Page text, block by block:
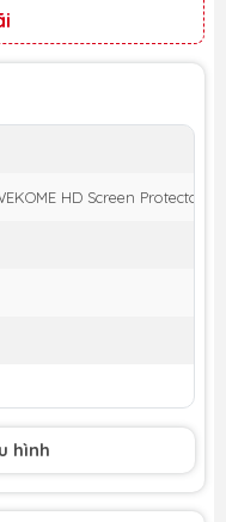
HD Screen Protector
hình